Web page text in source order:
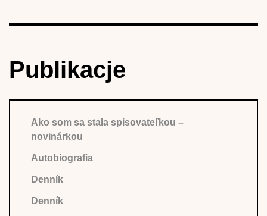
Publikacje
Ako som sa stala spisovateľkou –
novinárkou
Autobiografia
Denník
Denník